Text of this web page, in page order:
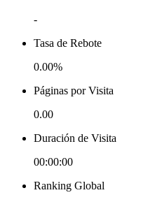
-
Tasa de Rebote
0.00%
Páginas por Visita
0.00
Duración de Visita
00:00:00
Ranking Global